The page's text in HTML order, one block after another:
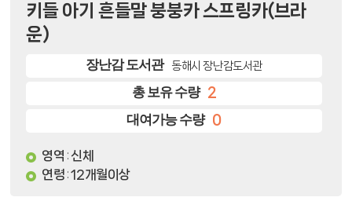
키들 아기 흔들말 붕붕카 스프링카(브라
운)
장난감 도서관 동해시 장난감도서관
총 보유 수량 2
대여가능 수량 0
영역 :신체
연령 :12개월이상